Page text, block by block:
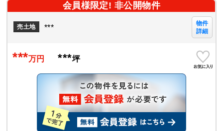
会員様限定! 非公開物件
売土地 ***
物件
詳細
***万円 ***坪